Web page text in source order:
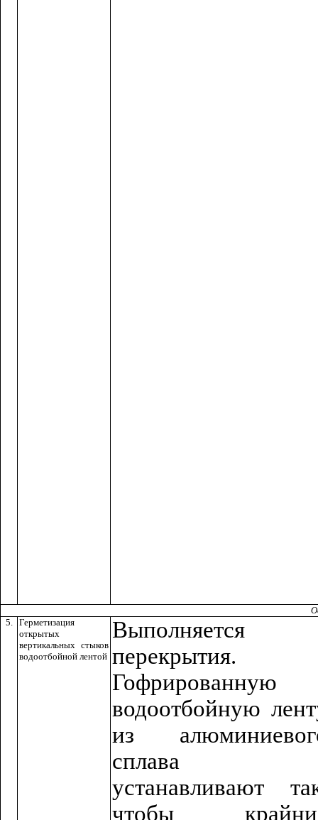
5.
Герметизация
открытых
вертикальных стыков
водоотбойной лентой
Выполняется
перекрытия.
Гофрированную
водоотбойную
из
сплава
устанавливают
чтобы